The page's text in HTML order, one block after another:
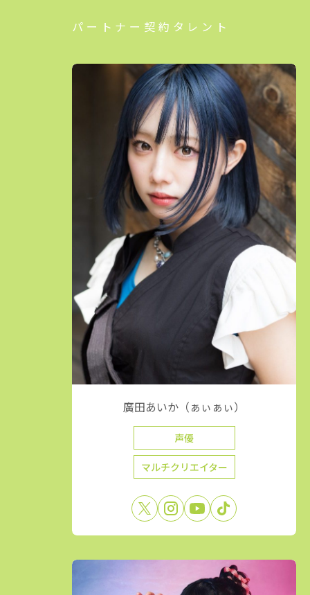
パートナー契約タレント
廣田あいか（ぁぃぁぃ）
声優
マルチクリエイター